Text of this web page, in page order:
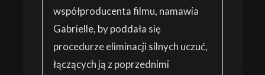
współproducenta filmu, namawia
Gabrielle, by poddała się
procedurze eliminacji silnych uczuć,
łączących ją z poprzednimi